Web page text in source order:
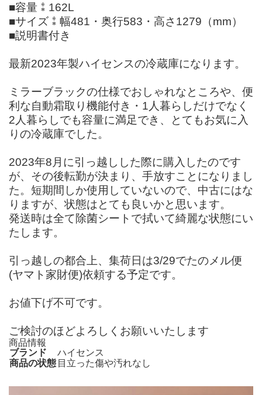
■容量⁑162L
■サイズ⁑幅481・奥行583・高さ1279（mm）
■説明書付き
最新2023年製ハイセンスの冷蔵庫になります。
ミラーブラックの仕様でおしゃれなところや、便
利な自動霜取り機能付き・1人暮らしだけでなく
2人暮らしでも容量に満足でき、とてもお気に入
りの冷蔵庫でした。
2023年8月に引っ越しした際に購入したのです
が、その後転勤が決まり、手放すことになりまし
た。短期間しか使用していないので、中古にはな
りますが、状態はとても良いかと思います。
発送時は全て除菌シートで拭いて綺麗な状態にい
たします。
引っ越しの都合上、集荷日は3/29でたのメル便
(ヤマト家財便)依頼する予定です。
お値下げ不可です。
ご検討のほどよろしくお願いいたします
商品情報
ブランド
ハイセンス
商品の状態 目立った傷や汚れなし